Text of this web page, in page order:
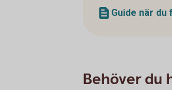
Guide när
Behöver du